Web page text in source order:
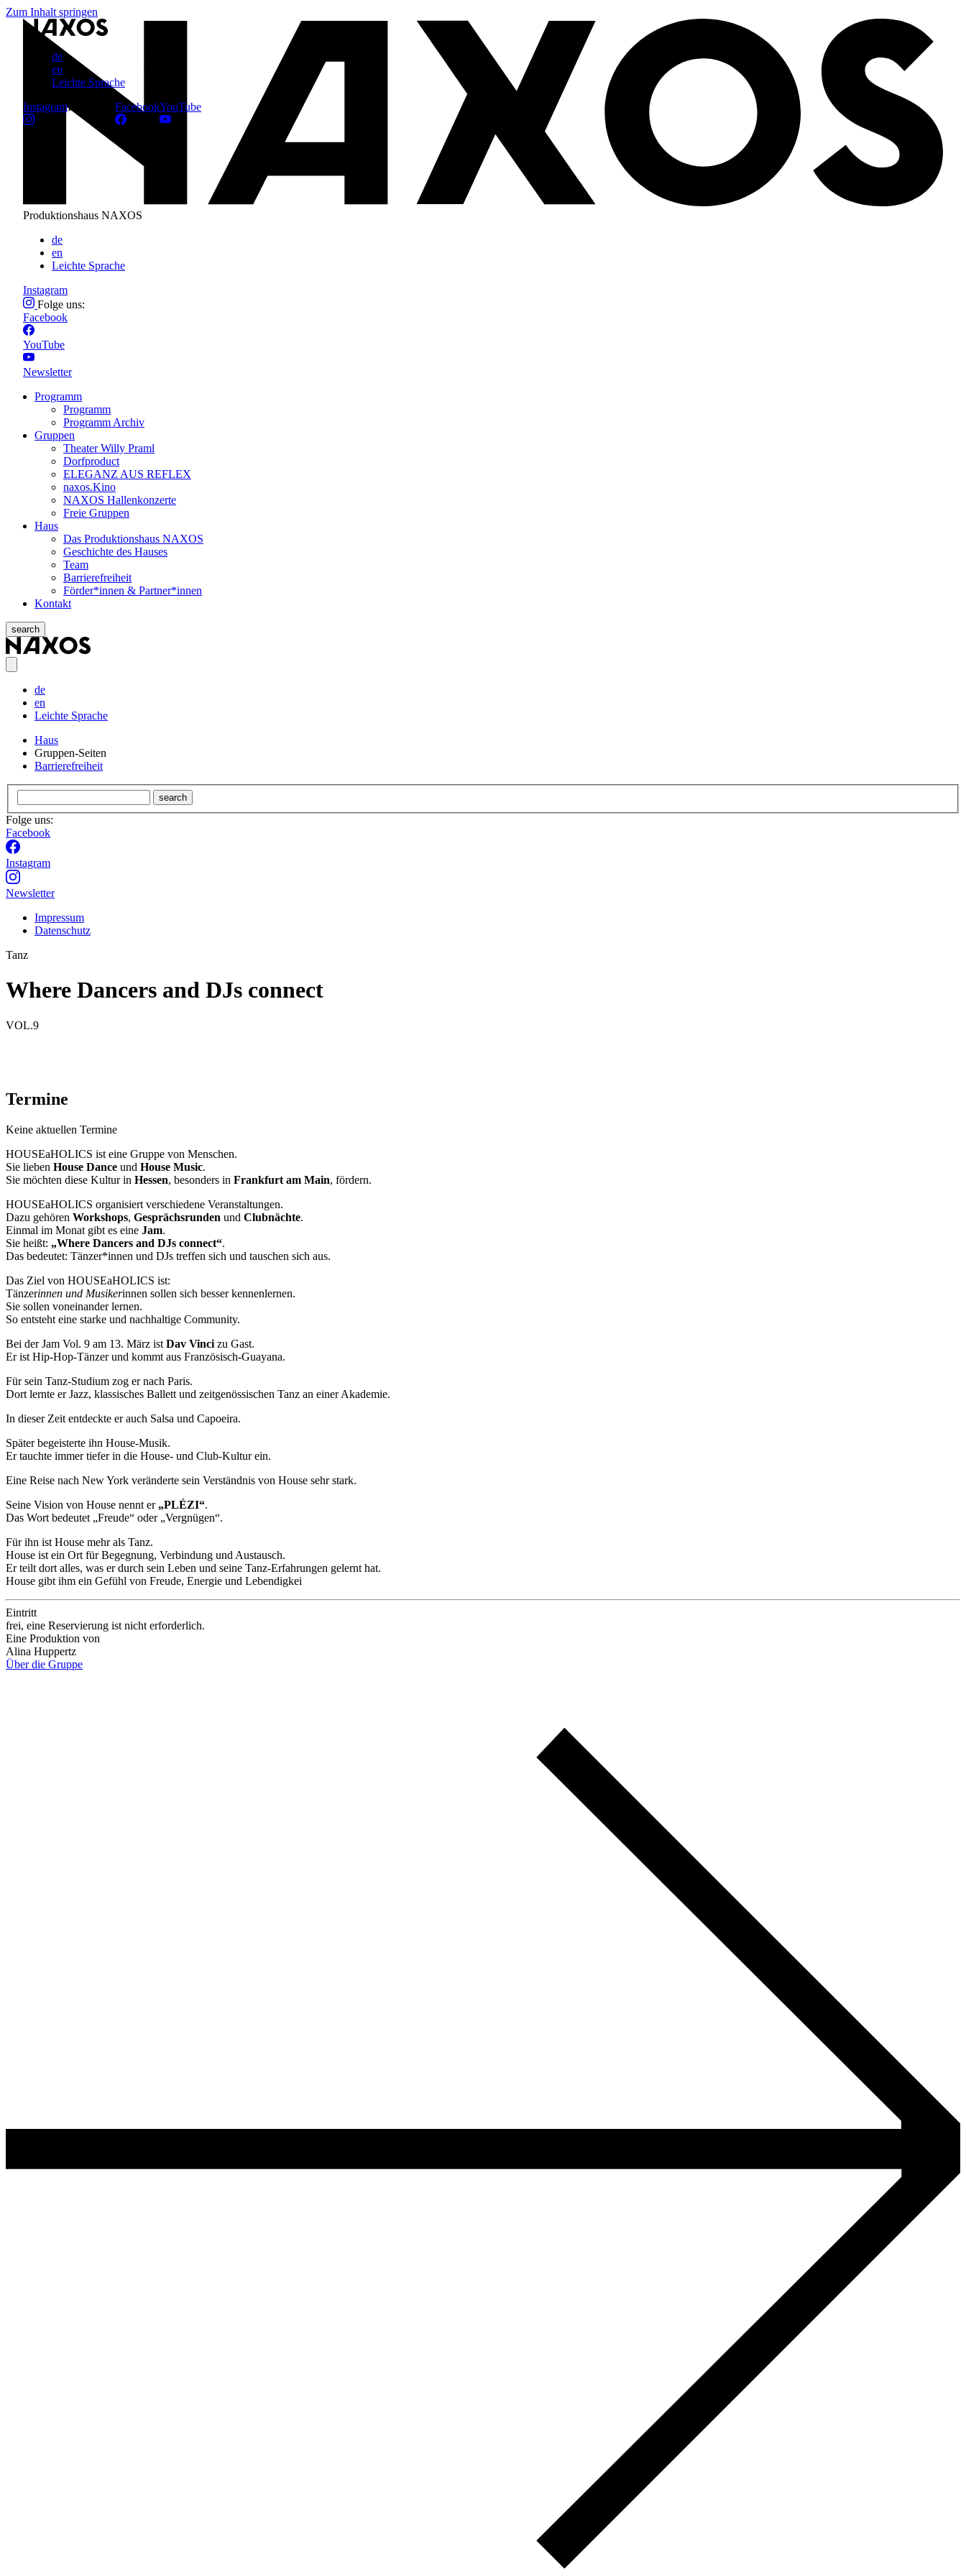
Zum Inhalt springen
de
en
Leichte Sprache
InstagramFolge uns: FacebookYouTube
Produktionshaus NAXOS
de
en
Leichte Sprache
Instagram
Folge uns:
Facebook
YouTube
Newsletter
Programm
Programm
Programm Archiv
Gruppen
Theater Willy Praml
Dorfproduct
ELEGANZ AUS REFLEX
naxos.Kino
NAXOS Hallenkonzerte
Freie Gruppen
Haus
Das Produktionshaus NAXOS
Geschichte des Hauses
Team
Barrierefreiheit
Förder*innen & Partner*innen
Kontakt
search
de
en
Leichte Sprache
Haus
Gruppen-Seiten
Barrierefreiheit
search
Folge uns:
Facebook
Instagram
Newsletter
Impressum
Datenschutz
Tanz
Where Dancers and DJs connect
VOL.9
Termine
Keine aktuellen Termine
HOUSEaHOLICS ist eine Gruppe von Menschen.
Sie lieben House Dance und House Music.
Sie möchten diese Kultur in Hessen, besonders in Frankfurt am Main, fördern.
HOUSEaHOLICS organisiert verschiedene Veranstaltungen.
Dazu gehören Workshops, Gesprächsrunden und Clubnächte.
Einmal im Monat gibt es eine Jam.
Sie heißt: „Where Dancers and DJs connect“.
Das bedeutet: Tänzer*innen und DJs treffen sich und tauschen sich aus.
Das Ziel von HOUSEaHOLICS ist:
Tänzerinnen und Musikerinnen sollen sich besser kennenlernen.
Sie sollen voneinander lernen.
So entsteht eine starke und nachhaltige Community.
Bei der Jam Vol. 9 am 13. März ist Dav Vinci zu Gast.
Er ist Hip-Hop-Tänzer und kommt aus Französisch-Guayana.
Für sein Tanz-Studium zog er nach Paris.
Dort lernte er Jazz, klassisches Ballett und zeitgenössischen Tanz an einer Akademie.
In dieser Zeit entdeckte er auch Salsa und Capoeira.
Später begeisterte ihn House-Musik.
Er tauchte immer tiefer in die House- und Club-Kultur ein.
Eine Reise nach New York veränderte sein Verständnis von House sehr stark.
Seine Vision von House nennt er „PLÉZI“.
Das Wort bedeutet „Freude“ oder „Vergnügen“.
Für ihn ist House mehr als Tanz.
House ist ein Ort für Begegnung, Verbindung und Austausch.
Er teilt dort alles, was er durch sein Leben und seine Tanz-Erfahrungen gelernt hat.
House gibt ihm ein Gefühl von Freude, Energie und Lebendigkei
Eintritt
frei, eine Reservierung ist nicht erforderlich.
Eine Produktion von
Alina Huppertz
Über die Gruppe